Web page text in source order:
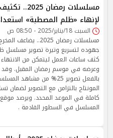
مسلسلات
لإنهاء «ظلم المصطبة»
السبت 18/يناير/2025 - 08:50 ص
مسلسلات رمضان 2025..
جهوده لتسريع وتيرة تصوير مسلسل
كثف ساعات العمل ليتمكن من
وعرضه في موسم رمضان المقبل. وقد
بالفعل تصوير 25% من مشاهد
المونتاج بالتزامن مع التصوير لضمان
كاملة في الموعد المحدد. ويرصد
المسلسل في السطور القادمة .